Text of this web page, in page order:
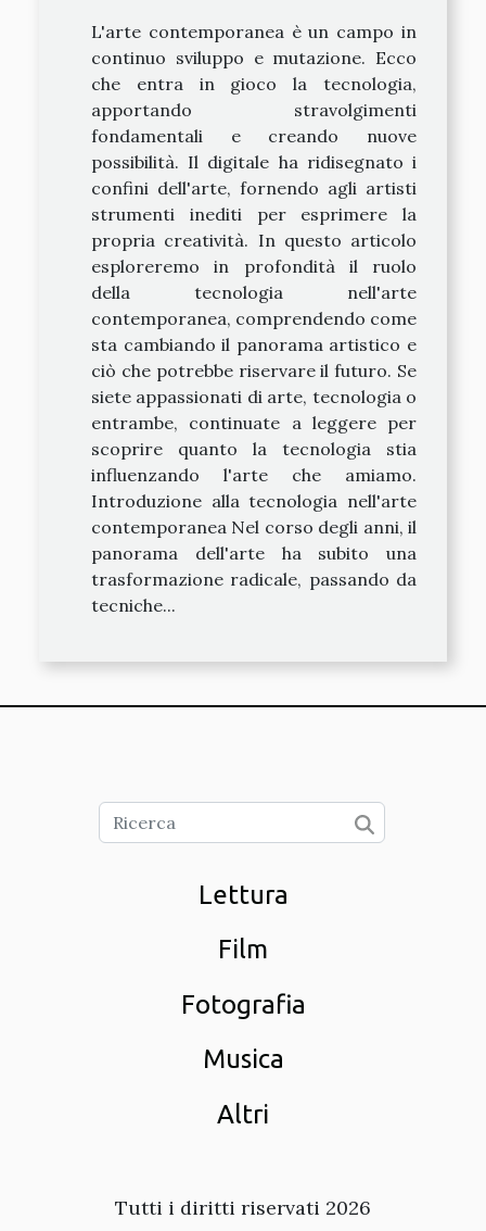
L'arte contemporanea è un campo in
continuo sviluppo e mutazione. Ecco
che entra in gioco la tecnologia,
apportando stravolgimenti
fondamentali e creando nuove
possibilità. Il digitale ha ridisegnato i
confini dell'arte, fornendo agli artisti
strumenti inediti per esprimere la
propria creatività. In questo articolo
esploreremo in profondità il ruolo
della tecnologia nell'arte
contemporanea, comprendendo come
sta cambiando il panorama artistico e
ciò che potrebbe riservare il futuro. Se
siete appassionati di arte, tecnologia o
entrambe, continuate a leggere per
scoprire quanto la tecnologia stia
influenzando l'arte che amiamo.
Introduzione alla tecnologia nell'arte
contemporanea Nel corso degli anni, il
panorama dell'arte ha subito una
trasformazione radicale, passando da
tecniche...
Lettura
Film
Fotografia
Musica
Altri
Tutti i diritti riservati 2026